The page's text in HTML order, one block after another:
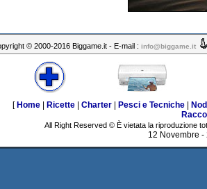
© 2000-2016 Biggame.it - E-mail : info@biggame.it
[ Home| Ricette| Charter| Pesci e Tecniche|
All Right Reserved © È vietata la riproduzione
12 Novembre